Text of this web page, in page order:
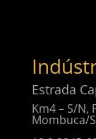
Estrada
Km4 – S/N,
Mombuca/